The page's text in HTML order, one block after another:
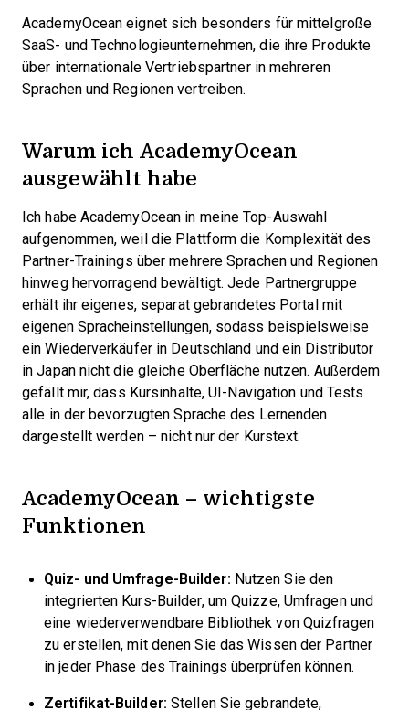
AcademyOcean eignet sich besonders für mittelgroße
SaaS- und Technologieunternehmen, die ihre Produkte
über internationale Vertriebspartner in mehreren
Sprachen und Regionen vertreiben.
Warum ich AcademyOcean
ausgewählt habe
Ich habe AcademyOcean in meine Top-Auswahl
aufgenommen, weil die Plattform die Komplexität des
Partner-Trainings über mehrere Sprachen und Regionen
hinweg hervorragend bewältigt. Jede Partnergruppe
erhält ihr eigenes, separat gebrandetes Portal mit
eigenen Spracheinstellungen, sodass beispielsweise
ein Wiederverkäufer in Deutschland und ein Distributor
in Japan nicht die gleiche Oberfläche nutzen. Außerdem
gefällt mir, dass Kursinhalte, UI-Navigation und Tests
alle in der bevorzugten Sprache des Lernenden
dargestellt werden – nicht nur der Kurstext.
AcademyOcean – wichtigste
Funktionen
Quiz- und Umfrage-Builder: Nutzen Sie den
integrierten Kurs-Builder, um Quizze, Umfragen und
eine wiederverwendbare Bibliothek von Quizfragen
zu erstellen, mit denen Sie das Wissen der Partner
in jeder Phase des Trainings überprüfen können.
Zertifikat-Builder: Stellen Sie gebrandete,